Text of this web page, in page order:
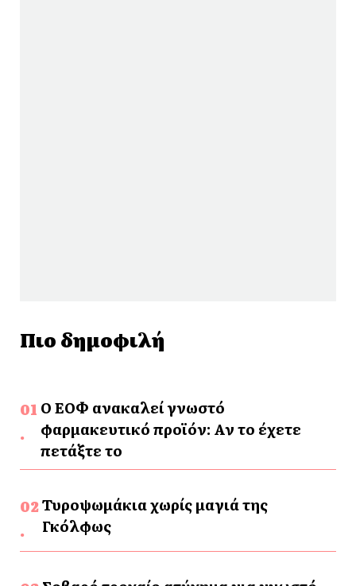
Πιο δημοφιλή
Ο ΕΟΦ ανακαλεί γνωστό
φαρμακευτικό προϊόν: Αν το έχετε
πετάξτε το
Τυροψωμάκια χωρίς μαγιά της
Γκόλφως